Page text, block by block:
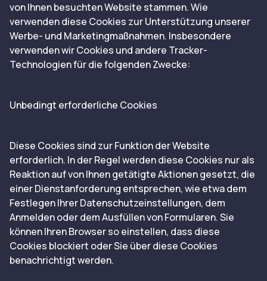
von Ihnen besuchten Website stammen. Wie
verwenden diese Cookies zur Unterstützung unserer
Werbe- und Marketingmaßnahmen. Insbesondere
verwenden wir Cookies und andere Tracker-
Technologien für die folgenden Zwecke:
Unbedingt erforderliche Cookies
Diese Cookies sind zur Funktion der Website
erforderlich. In der Regel werden diese Cookies nur als
Reaktion auf von Ihnen getätigte Aktionen gesetzt, die
einer Dienstanforderung entsprechen, wie etwa dem
Festlegen Ihrer Datenschutzeinstellungen, dem
Anmelden oder dem Ausfüllen von Formularen. Sie
können Ihren Browser so einstellen, dass diese
Cookies blockiert oder Sie über diese Cookies
benachrichtigt werden.